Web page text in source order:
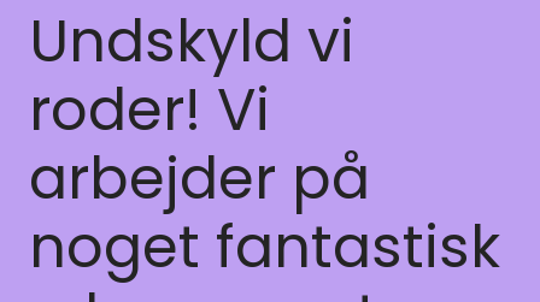
Undskyld vi
roder! Vi
arbejder på
noget fantastisk